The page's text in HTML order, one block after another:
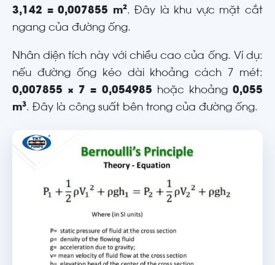
3,142 = 0,007855 m². Đây là khu vực mặt cắt
ngang của đường ống.
Nhân diện tích này với chiều cao của ống. Ví dụ:
nếu đường ống kéo dài khoảng cách 7 mét:
0,007855 × 7 = 0,054985 hoặc khoảng0,055
m³. Đây là công suất bên trong của đường ống.